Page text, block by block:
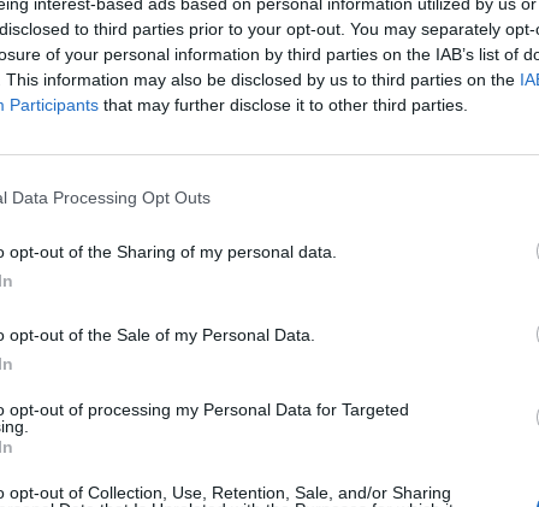
to third parties prior to your opt-out. You may separately
of your personal information by third parties on the IAB’s list of
This information may also be disclosed by us to third parties on the
Participants that may further disclose it to other third parties.
Data Processing Opt Outs
opt-out of the Sharing of my personal data.
opt-out of the Sale of my Personal Data.
opt-out of processing my Personal Data for Targeted
opt-out of Collection, Use, Retention, Sale, and/or Sharing
havi tranzakciószám-becslését és
augusztusában, országosan 9323 lakóingatlan
intenzitást követően augusztusban a nyári szabadságolások
becsült 9323 tranzakció éppen megegyezik a júniusra
alapján így az előző hónaphoz képest 19,2%-kal gyengébb...
portfolio.hu hírarchívumához tartozik, melynek olvasása
cikkarchívum